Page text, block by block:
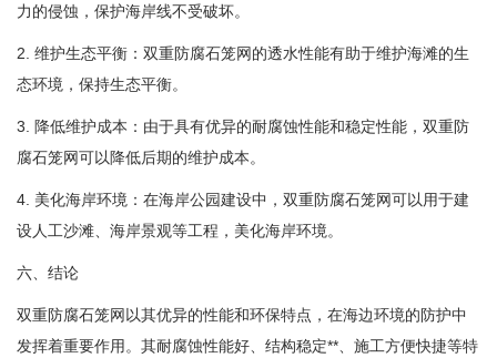
力的侵蚀，保护海岸线不受破坏。
2. 维护生态平衡：双重防腐石笼网的透水性能有助于维护海滩的生
态环境，保持生态平衡。
3. 降低维护成本：由于具有优异的耐腐蚀性能和稳定性能，双重防
腐石笼网可以降低后期的维护成本。
4. 美化海岸环境：在海岸公园建设中，双重防腐石笼网可以用于建
设人工沙滩、海岸景观等工程，美化海岸环境。
六、结论
双重防腐石笼网以其优异的性能和环保特点，在海边环境的防护中
发挥着重要作用。其耐腐蚀性能好、结构稳定**、施工方便快捷等特